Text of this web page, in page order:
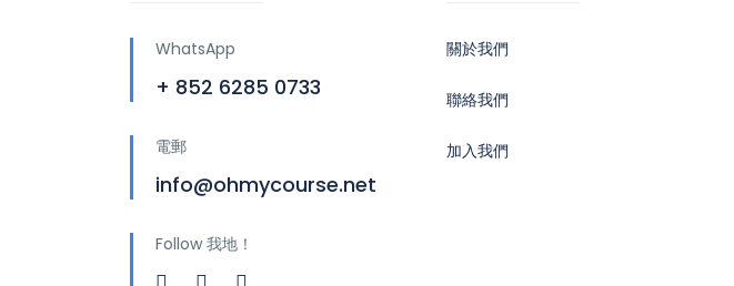
WhatsApp
+ 852 6285 0733
電郵
info@ohmycourse.net
Follow 我地！
關於我們
聯絡我們
加入我們